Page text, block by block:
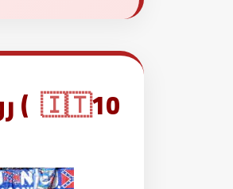
🇮🇹10 ) روبيرتو باجيو